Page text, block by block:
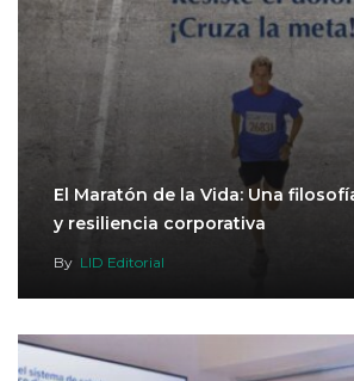
El Maratón de la Vida: Una
y resiliencia corporativa
By LID Editorial